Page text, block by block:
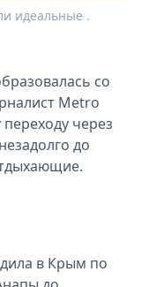
идеальные .
со
Metro
через
до
в Крым по